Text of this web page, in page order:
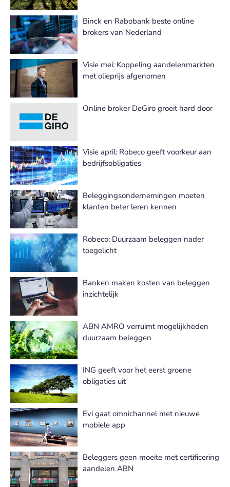
Binck en Rabobank beste online
brokers van Nederland
Visie mei: Koppeling aandelenmarkten
met olieprijs afgenomen
Online broker DeGiro groeit hard door
Visie april: Robeco geeft voorkeur aan
bedrijfsobligaties
Beleggingsondernemingen moeten
klanten beter leren kennen
Robeco: Duurzaam beleggen nader
toegelicht
Banken maken kosten van beleggen
inzichtelijk
ABN AMRO verruimt mogelijkheden
duurzaam beleggen
ING geeft voor het eerst groene
obligaties uit
Evi gaat omnichannel met nieuwe
mobiele app
Beleggers geen moeite met certificering
aandelen ABN